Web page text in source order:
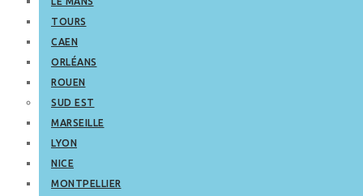
TOURS
CAEN
ORLÉANS
ROUEN
SUD EST
MARSEILLE
LYON
NICE
MONTPELLIER